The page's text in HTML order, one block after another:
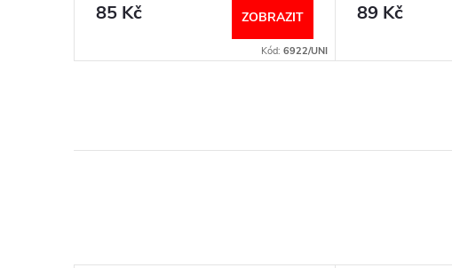
85 Kč ZOBRAZIT
Kód: 6922/UNI
89 Kč